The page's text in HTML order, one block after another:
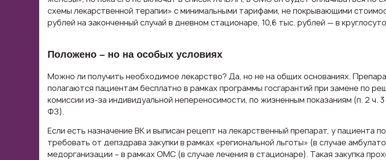
схемы лекарственной терапии» с минимальными тарифами, не покрывающими
рублей на законченный случай в дневном стационаре, 10,6 тыс. рублей — в
Положено – но на особых условиях
Можно ли получить необходимое лекарство? Да, но не на общих основаниях.
полагаются пациентам бесплатно в рамках программы госгарантий при замене по
комиссии из-за индивидуальной непереносимости, по жизненным показаниям (п. 2 ч.
ФЗ).
Если есть назначение ВК и выписан рецепт на лекарственный препарат, у пациента
требовать от депздрава закупки в рамках «региональной льготы» (в случае
медорганизации – в рамках ОМС (в случае лечения в стационаре). Такая закупка